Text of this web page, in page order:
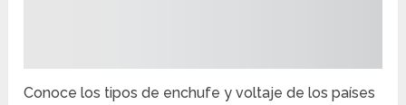
Conoce los tipos de enchufe y voltaje de los países